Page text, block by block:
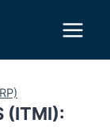
(ITMI):